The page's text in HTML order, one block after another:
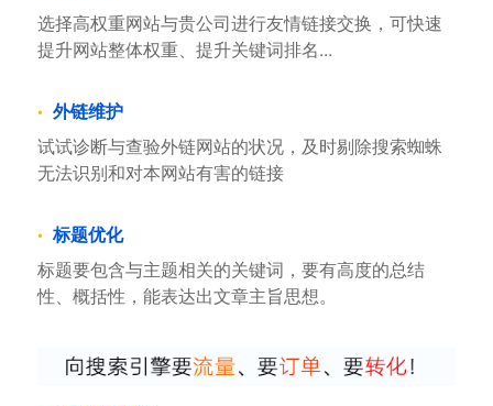
选择高权重网站与贵公司进行友情链接交换，可快速
提升网站整体权重、提升关键词排名...
外链维护
试试诊断与查验外链网站的状况，及时剔除搜索蜘蛛
无法识别和对本网站有害的链接
标题优化
标题要包含与主题相关的关键词，要有高度的总结
性、概括性，能表达出文章主旨思想。